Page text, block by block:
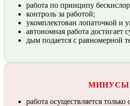
работа по принципу
контроль за работой;
укомплектован лопаточкой и
автономная работа достигает
дым подается с равномерной
МИНУСЫ
работа осуществляется